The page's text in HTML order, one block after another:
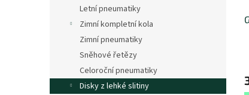
Letní pneumatiky
Zimní kompletní kola
Zimní pneumatiky
Sněhové řetězy
Celoroční pneumatiky
Disky z lehké slitiny